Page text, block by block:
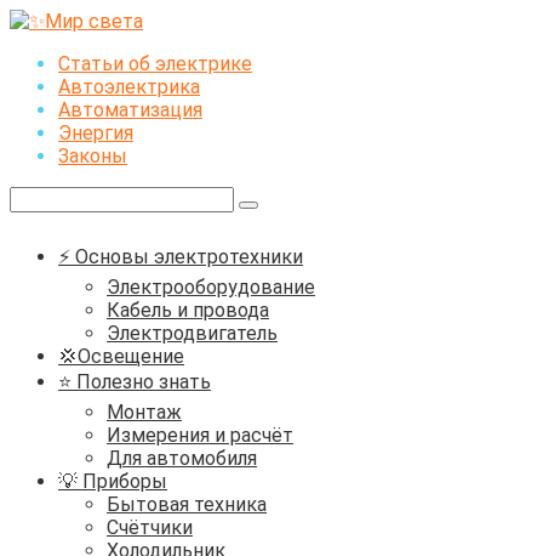
Перейти
контентуСтатьи об электрике
Автоэлектрика
Автоматизация
Энергия
Законы
⚡ Основы электротехники
Электрооборудование
Кабель и провода
Электродвигатель
💢Освещение
⭐ Полезно знать
Монтаж
Измерения и расчёт
Для автомобиля
💡 Приборы
Бытовая техника
Счётчики
Холодильник